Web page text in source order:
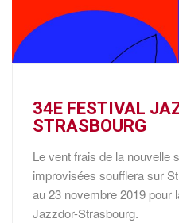
34E FESTIVAL
STRASBOURG
Le vent frais de la nouvelle
improvisées soufflera sur
au 23 novembre 2019 pour
Jazzdor-Strasbourg.